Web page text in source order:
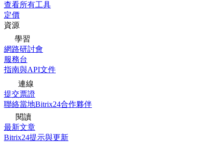
查看所有工具
定價
資源
學習
網路研討會
服務台
指南與API文件
連線
提交票證
聯絡當地Bitrix24合作夥伴
閱讀
最新文章
Bitrix24提示與更新